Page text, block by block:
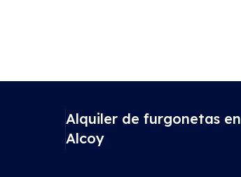
Alquiler de furgonetas en
Alcoy